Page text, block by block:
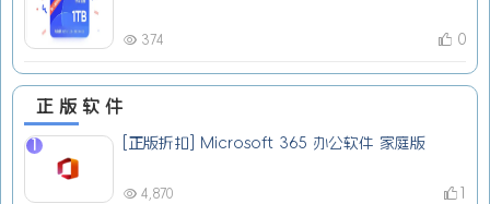
374 0
正版软件
1 [正版折扣] Microsoft 365 办公软件 家庭版
4,870 1